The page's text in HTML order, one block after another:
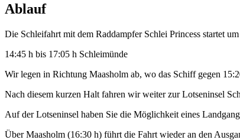
Ablauf
Die Schleifahrt mit dem Raddampfer Schlei Princess startet
14:45 h bis 17:05 h Schleimünde
Wir legen in Richtung Maasholm ab, wo das Schiff gegen
Nach diesem kurzen Halt fahren wir weiter zur Lotseninsel
Auf der Lotseninsel haben Sie die Möglichkeit eines
Über Maasholm (16:30 h) führt die Fahrt wieder an den